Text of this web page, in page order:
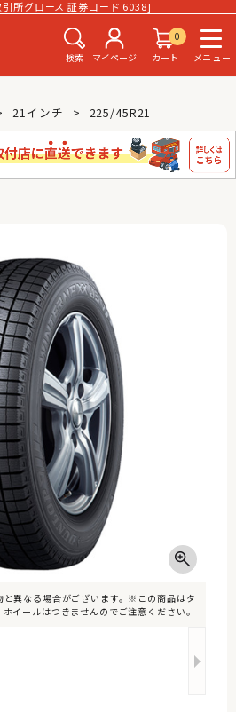
所グロース 証券コード 6038]
検索 マイページ
0
カート
メニュー
21インチ 225/45R21
異なる場合がございます。※この商品はタ
イールはつきませんのでご注意ください。